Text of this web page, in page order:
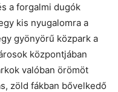
a forgalmi dugók
kis nyugalomra a
gyönyörű közpark a
központjában
valóban örömöt
zöld fákban bővelkedő